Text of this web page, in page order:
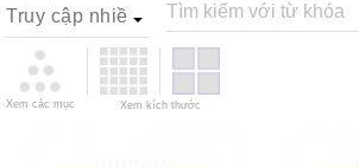
Tìm kiếm với từ khóa
Xem các mục Xem kích thước